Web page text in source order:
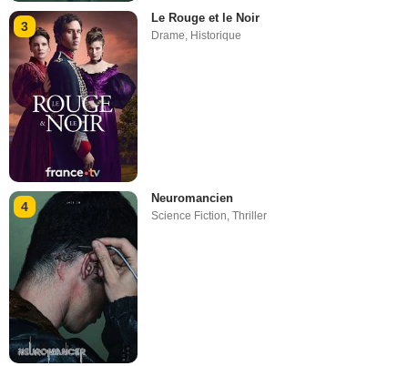
3
Le Rouge et le Noir
Drame, Historique
4
Neuromancien
Science Fiction,Thriller